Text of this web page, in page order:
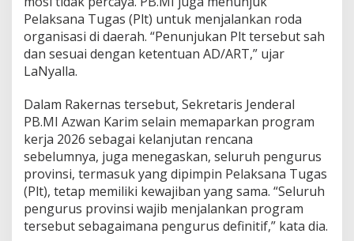
Pelaksana Tugas (Plt) untuk menjalankan roda
organisasi di daerah. “Penunjukan Plt tersebut sah
dan sesuai dengan ketentuan AD/ART,” ujar
LaNyalla.
Dalam Rakernas tersebut, Sekretaris Jenderal
PB.MI Azwan Karim selain memaparkan program
kerja 2026 sebagai kelanjutan rencana
sebelumnya, juga menegaskan, seluruh pengurus
provinsi, termasuk yang dipimpin Pelaksana Tugas
(Plt), tetap memiliki kewajiban yang sama. “Seluruh
pengurus provinsi wajib menjalankan program
tersebut sebagaimana pengurus definitif,” kata dia.